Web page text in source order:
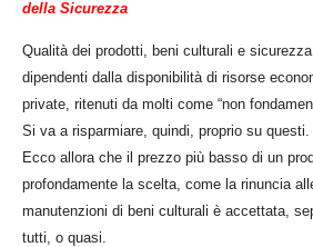
della Sicurezza
Qualità dei prodotti, beni culturali e
dipendenti dalla disponibilità di risorse
private, ritenuti da molti come “non
Si va a risparmiare, quindi, proprio su questi.
Ecco allora che il prezzo più basso di un
profondamente la scelta, come la rinuncia
manutenzioni di beni culturali è accettata,
tutti, o quasi.